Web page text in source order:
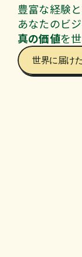
豊富な経験
あなたのビ
真の価値を
世界に届け